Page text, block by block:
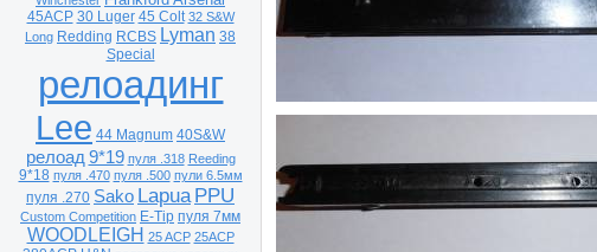
45ACP 30 Luger 45 Colt 32 S&W
Long Redding RCBS Lyman 38
Special
релоадинг
Lee 44 Magnum 40S&W
релоад 9*19 пуля .318 Reeding
9*18 пуля .470 пуля .500 пули 6.5мм
пуля .270 Sako Lapua PPU
Custom Competition E-Tip пуля 7мм
WOODLEIGH 25 ACP 25ACP